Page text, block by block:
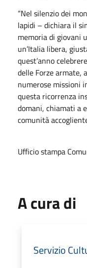
“Nel silenzio dei
lapidi – dichiara il
memoria di giovani
un’Italia libera,
quest’anno
delle Forze armate,
numerose missioni
questa ricorrenza
domani, chiamati a
comunità
Ufficio stampa
A cura di
Servizio